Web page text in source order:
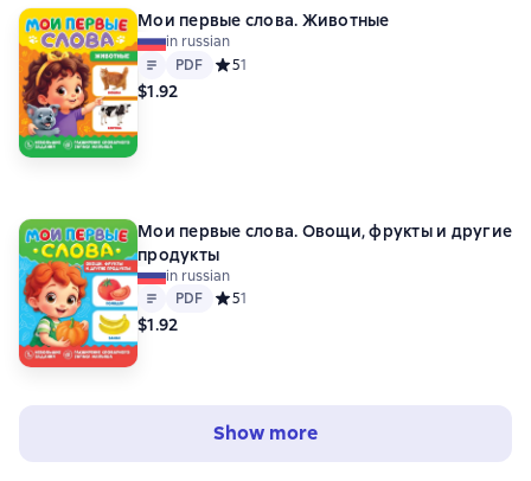
Мои первые слова. Животные
in russian
Text
PDF
PDF Средний рейтинг 5 на основе 1 оценок
51
$1.92
Мои первые слова. Овощи, фрукты и другие
продукты
in russian
Text
PDF
PDF Средний рейтинг 5 на основе 1 оценок
51
$1.92
Show more